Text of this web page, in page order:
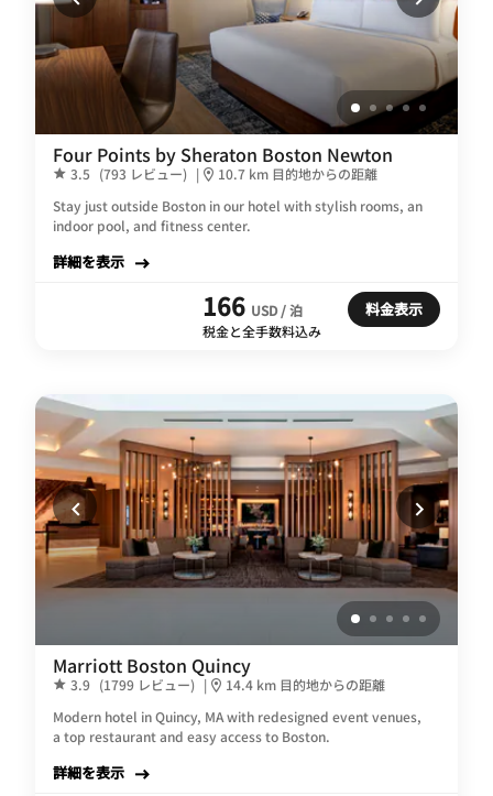
Four Points by Sheraton Boston Newton
3.5 (793 レビュー) |
10.7 km 目的地からの距離
Stay just outside Boston in our hotel with stylish rooms, an
indoor pool, and fitness center.
詳細を表示
166 USD / 泊
税金と全手数料込み
料金表示
Marriott Boston Quincy
3.9 (1799 レビュー) |
14.4 km 目的地からの距離
Modern hotel in Quincy, MA with redesigned event venues,
a top restaurant and easy access to Boston.
詳細を表示